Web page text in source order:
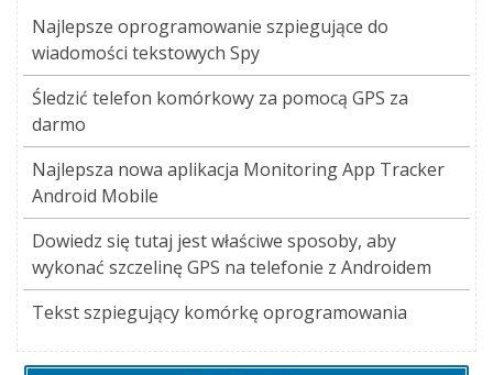
Najlepsze oprogramowanie szpiegujące do
wiadomości tekstowych Spy
Śledzić telefon komórkowy za pomocą GPS za
darmo
Najlepsza nowa aplikacja Monitoring App Tracker
Android Mobile
Dowiedz się tutaj jest właściwe sposoby, aby
wykonać szczelinę GPS na telefonie z Androidem
Tekst szpiegujący komórkę oprogramowania